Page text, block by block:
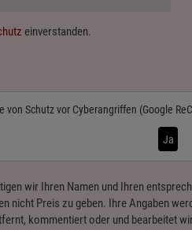
einverstanden.
von Schutz vor Cyberangriffen (Google
Ja
wir Ihren Namen und Ihren
nicht Preis zu geben. Ihre Angaben
kommentiert oder und bearbeitet